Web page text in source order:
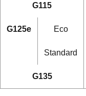
G115
G125e Eco
Standard
G135